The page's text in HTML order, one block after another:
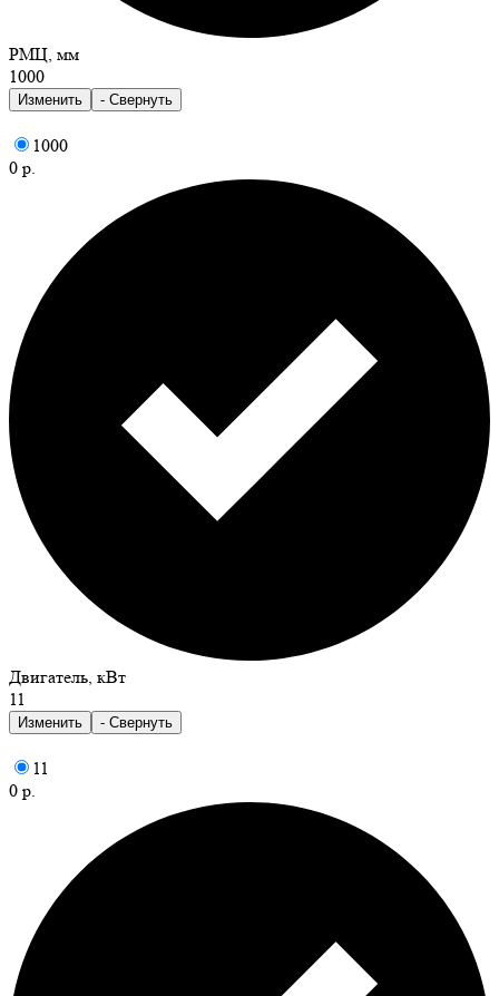
РМЦ, мм
1000
Изменить - Свернуть
1000
0 р.
Двигатель, кВт
11
Изменить - Свернуть
11
0 р.